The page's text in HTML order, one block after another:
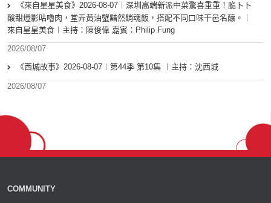
《來自星星美食》2026-08-07︱深圳高端新派中菜驚喜重重！脆卜卜
酸甜燈影咕嚕肉，堂弄黃油蟹黯然銷魂飯，搭配不同口味干邑名釀。︱
來自星星美食︱主持：陳俊偉 嘉賓：Philip Fung
2026/08/07
《西城故事》2026-08-07︱第44季 第10集 ︱主持：沈西城
2026/08/07
COMMUNITY